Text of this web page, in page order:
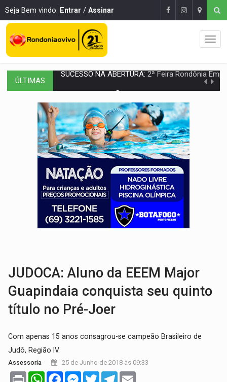
Seja Bem vindo. Entrar / Assinar
ÚLTIMAS Secretário da Seinfra de Porto Velho pede
SAÚDE INDÍGENA:Pirahã terão consultas e exames especializados durante
ECONOMIA:Dia dos pais deve movimentar R$ 8,5 bilhões e RO
DIA DOS PAIS:Bailarina da Praça organiza celebração gratuita
Perseguição a embarcação no rio Madeira termina com
MEGA SENA: Prêmio acumula para R$ 165
Publicação Legal:AVISO DE LICITAÇÃO: PREGÃO ELETRÔNICO Nº
PROVA CONTÁBIL:UNNESA apresenta documentos e questiona
JUDOCA: Aluno da EEEM Major
Guapindaia conquista seu quinto
título no Pré-Joer
Com apenas 15 anos consagrou-se campeão Brasileiro de
Judô, Região IV.
Assessoria 25 de Junho de 2018 às 09:33
Print WhatsAppFacebookMessenger
TwitterTelegram